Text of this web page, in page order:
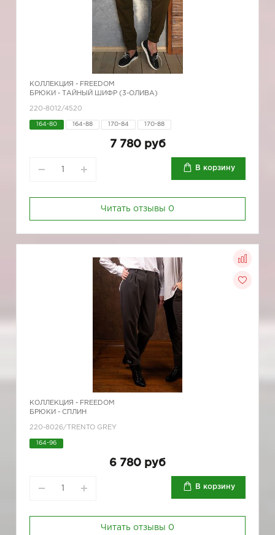
КОЛЛЕКЦИЯ - FREEDOM
БРЮКИ - ТАЙНЫЙ ШИФР (3-ОЛИВА)
220-8012/4520
164-80 164-88 170-84 170-88
7 780 руб
В корзину
Читать отзывы 0
КОЛЛЕКЦИЯ - FREEDOM
БРЮКИ - СПЛИН
220-8026/TRENTO GREY
164-96
6 780 руб
В корзину
Читать отзывы 0